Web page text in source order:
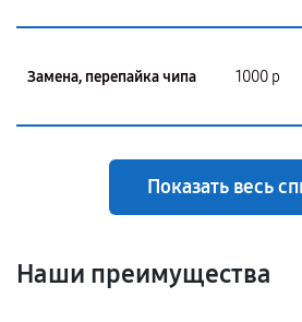
Замена, перепайка чипа 1000 р
Показать весь
Наши преимущества